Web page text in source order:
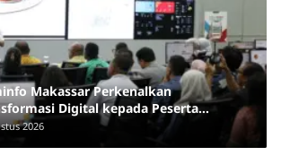
Makassar Perkenalkan
Digital kepada Peserta
Awards Short Course
2026